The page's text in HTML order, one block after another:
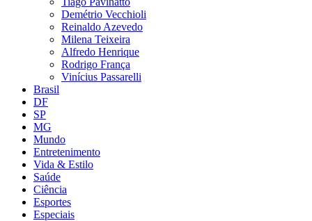
Demétrio Vecchioli
Reinaldo Azevedo
Milena Teixeira
Alfredo Henrique
Rodrigo França
Vinícius Passarelli
Brasil
DF
SP
MG
Mundo
Entretenimento
Vida & Estilo
Saúde
Ciência
Esportes
Especiais